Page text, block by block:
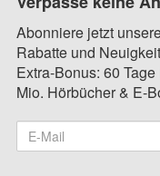
Abonniere jetzt
Rabatte und
Extra-Bonus: 60
Mio. Hörbücher & E-